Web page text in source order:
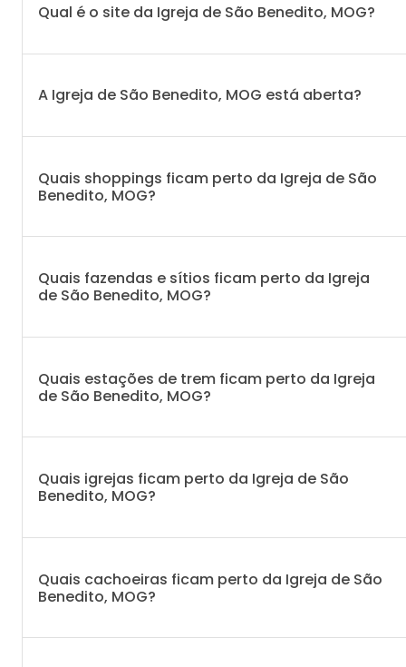
Qual é o site da Igreja de São Benedito, MOG?
A Igreja de São Benedito, MOG está aberta?
Quais shoppings ficam perto da Igreja de São
Benedito, MOG?
Quais fazendas e sítios ficam perto da Igreja
de São Benedito, MOG?
Quais estações de trem ficam perto da Igreja
de São Benedito, MOG?
Quais igrejas ficam perto da Igreja de São
Benedito, MOG?
Quais cachoeiras ficam perto da Igreja de São
Benedito, MOG?